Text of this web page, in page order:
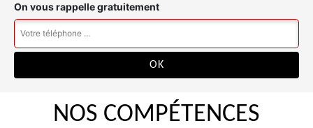
On vous rappelle gratuitement
NOS COMPÉTENCES